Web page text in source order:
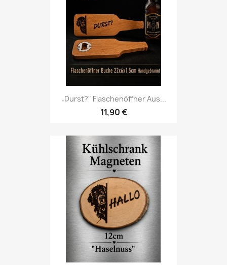
„Durst?" Flaschenöffner Aus...
11,90 €